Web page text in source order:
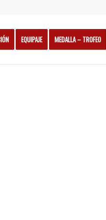
EQUIPAJE MEDALLA – TROFEO